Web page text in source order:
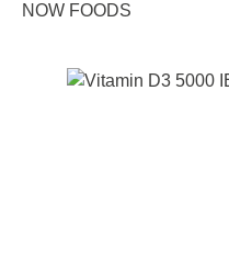
NOW FOODS
Bildergalerie überspringen